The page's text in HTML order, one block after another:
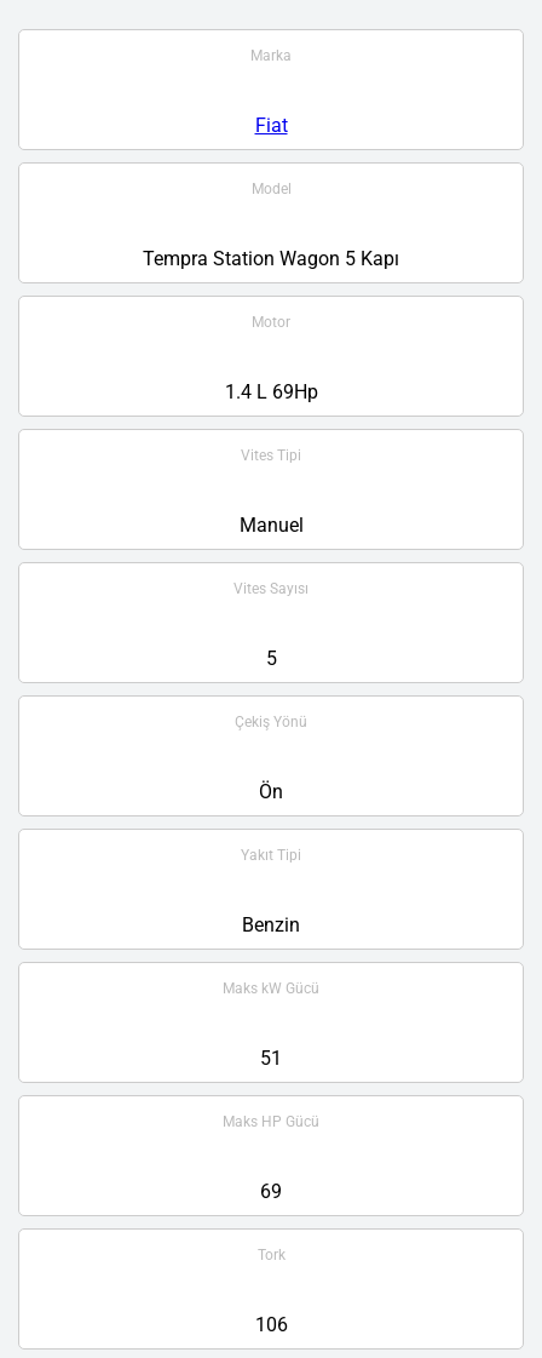
Marka
Fiat
Model
Tempra Station Wagon 5 Kapı
Motor
1.4 L 69Hp
Vites Tipi
Manuel
Vites Sayısı
5
Çekiş Yönü
Ön
Yakıt Tipi
Benzin
Maks kW Gücü
51
Maks HP Gücü
69
Tork
106